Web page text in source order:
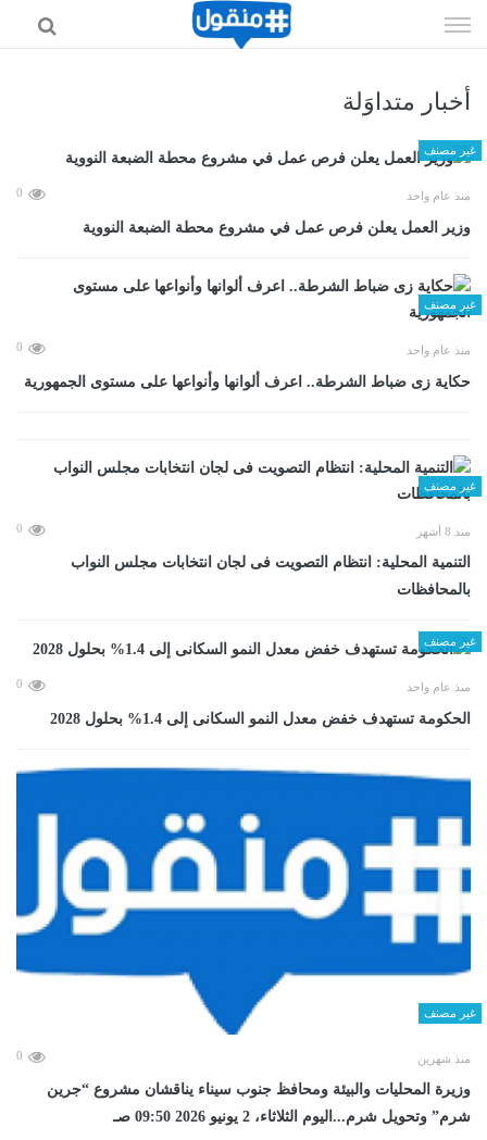
الى
أخبار متداوَلة
غير مصنف
منذ عام واحد 0
وزير العمل يعلن فرص عمل في مشروع محطة الضبعة النووية
غير مصنف
منذ عام واحد 0
حكاية زى ضباط الشرطة.. اعرف ألوانها وأنواعها على مستوى الجمهورية
غير مصنف
منذ 8 أشهر 0
التنمية المحلية: انتظام التصويت فى لجان انتخابات مجلس النواب
بالمحافظات
غير مصنف
منذ عام واحد 0
الحكومة تستهدف خفض معدل النمو السكانى إلى 1.4% بحلول 2028
غير مصنف
منذ شهرين 0
وزيرة المحليات والبيئة ومحافظ جنوب سيناء يناقشان مشروع “جرين
شرم” وتحويل شرم...اليوم الثلاثاء، 2 يونيو 2026 09:50 صـ